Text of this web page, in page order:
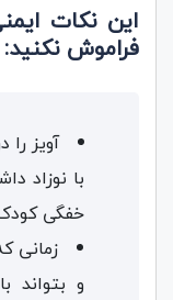
این نکات
فراموش نکنید:
آویز
با نوزاد
خفگی
زمانی
و بتواند